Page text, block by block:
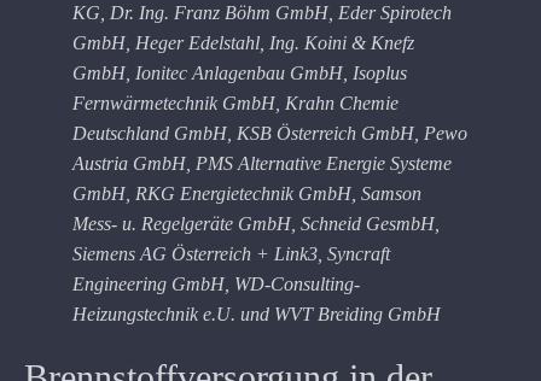
KG, Dr. Ing. Franz Böhm GmbH, Eder Spirotech
GmbH, Heger Edelstahl, Ing. Koini & Knefz
GmbH, Ionitec Anlagenbau GmbH, Isoplus
Fernwärmetechnik GmbH, Krahn Chemie
Deutschland GmbH, KSB Österreich GmbH, Pewo
Austria GmbH, PMS Alternative Energie Systeme
GmbH, RKG Energietechnik GmbH, Samson
Mess- u. Regelgeräte GmbH, Schneid GesmbH,
Siemens AG Österreich + Link3, Syncraft
Engineering GmbH, WD-Consulting-
Heizungstechnik e.U. und WVT Breiding GmbH